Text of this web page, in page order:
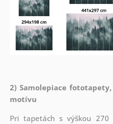
2) Samolepiace
motívu
Pri tapetách s výškou